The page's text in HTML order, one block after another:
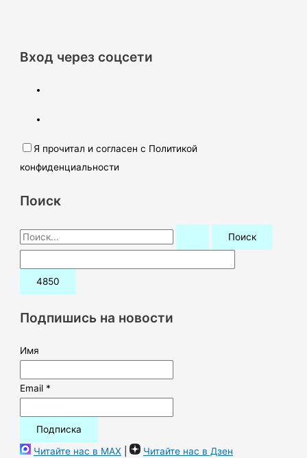
Вход через соцсети
Я прочитал и согласен с Политикой
конфиденциальности
Поиск
П
о
и
:Подпишись на новости
Имя
Email *
Читайте нас в MAX | Читайте нас в Дзен